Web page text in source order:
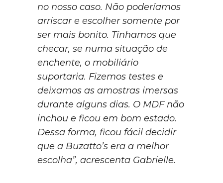
no nosso caso. Não poderíamos
arriscar e escolher somente por
ser mais bonito. Tínhamos que
checar, se numa situação de
enchente, o mobiliário
suportaria. Fizemos testes e
deixamos as amostras imersas
durante alguns dias. O MDF não
inchou e ficou em bom estado.
Dessa forma, ficou fácil decidir
que a Buzatto’s era a melhor
escolha”, acrescenta Gabrielle.